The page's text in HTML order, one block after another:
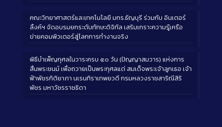
คณะวิทยาศาสตร์และเทคโนโลยี มทร.ธัญบุรี ร่วมกับ อินเตอร์
ลิ้งค์ฯ จัดอบรมยกระดับทักษะดิจิทัล เสริมเกราะความรู้เครือ
ข่ายคอมพิวเตอร์สู่โลกการทำงานจริง
พิธีบำเพ็ญกุศลในวาระครบ ๕๐ วัน (ปัญญาสมวาร) แห่งการ
สิ้นพระชนม์ เพื่อถวายเป็นพระกุศลแด่ สมเด็จพระเจ้าลูกเธอ เจ้า
ฟ้าพัชรกิติยาภา นเรนทิราเทพยวดี กรมหลวงราชสาริณีสิริ
พัชร มหาวัชรราชธิดา